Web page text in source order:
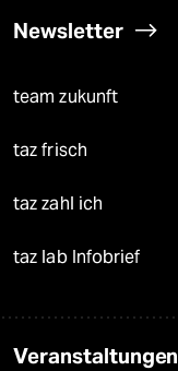
Newsletter
team zukunft
taz frisch
taz zahl ich
taz lab Infobrief
Veranstaltungen